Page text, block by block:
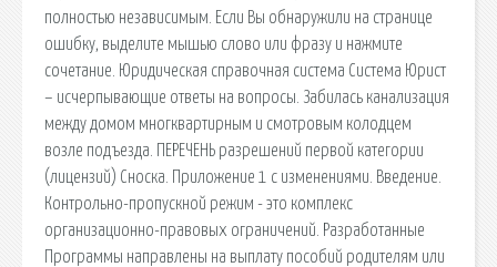
полностью независимым. Если Вы обнаружили на странице
ошибку, выделите мышью слово или фразу и нажмите
сочетание. Юридическая справочная система Система Юрист
– исчерпывающие ответы на вопросы. Забилась канализация
между домом многквартирным и смотровым колодцем
возле подъезда. ПЕРЕЧЕНЬ разрешений первой категории
(лицензий) Сноска. Приложение 1 с изменениями. Введение.
Контрольно-пропускной режим - это комплекс
организационно-правовых ограничений. Разработанные
Программы направлены на выплату пособий родителям или